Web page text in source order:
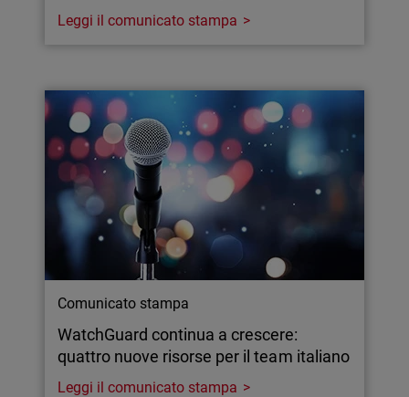
Leggi il comunicato stampa
Comunicato stampa
WatchGuard continua a crescere:
quattro nuove risorse per il team italiano
Leggi il comunicato stampa